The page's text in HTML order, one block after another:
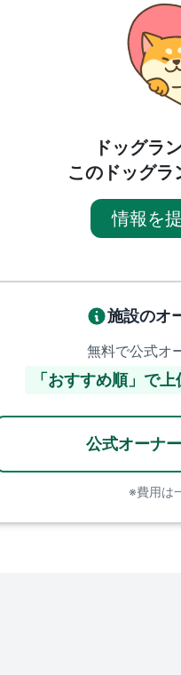
ドッグラ
このドッグラ
情報を
施設のオ
無料で公式オ
「おすすめ順」で
公式オーナ
※費用は